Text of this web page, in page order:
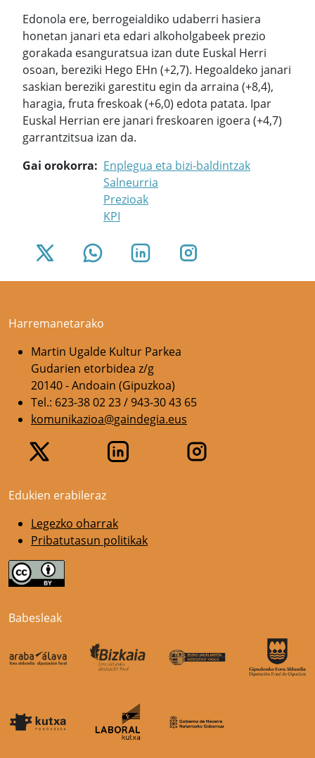
Edonola ere, berrogeialdiko udaberri hasiera
honetan janari eta edari alkoholgabeek prezio
gorakada esanguratsua izan dute Euskal Herri
osoan, bereziki Hego EHn (+2,7). Hegoaldeko janari
saskian bereziki garestitu egin da arraina (+8,4),
haragia, fruta freskoak (+6,0) edota patata. Ipar
Euskal Herrian ere janari freskoaren igoera (+4,7)
garrantzitsua izan da.
Gai orokorra
Enplegua eta bizi-baldintzak
Salneurria
Prezioak
KPI
Harremanetarako
Martin Ugalde Kultur Parkea
Gudarien etorbidea z/g
20140 - Andoain (Gipuzkoa)
Tel.: 623-38 02 23 / 943-30 43 65
komunikazioa@gaindegia.eus
Edukien erabileraz
Legezko oharrak
Pribatutasun politikak
Babesleak